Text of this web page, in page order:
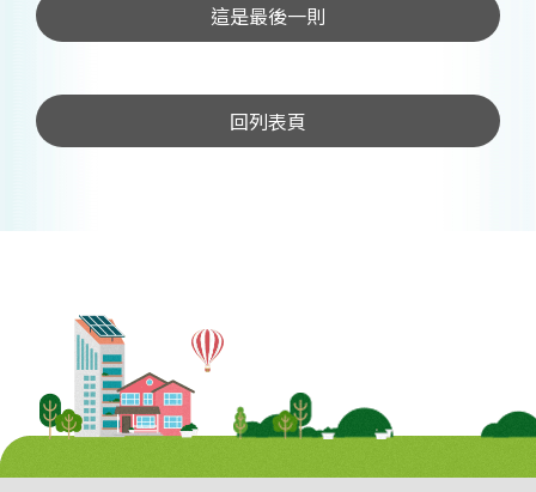
這是最後一則
回列表頁